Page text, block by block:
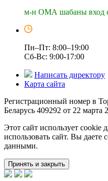
м-н ОМА шабаны вход с
Пн–Пт: 8:00–19:00
Сб-Вс: 9:00-17:00
Написать директору
Карта сайта
Регистрационный номер в
Беларусь 409292 от 22 марта
Этот сайт использует
использовать сайт. Вы даете
данными.
Принять и закрыть